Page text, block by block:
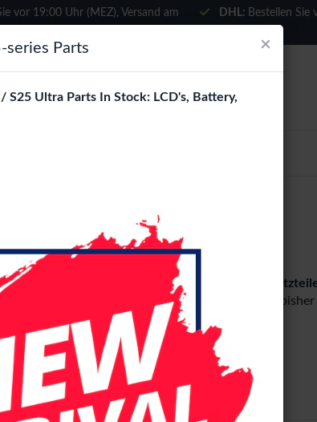
Ihre Sprache
aus, als wären Sie in
vor 19:00 Uhr (MEZ), Versand am
DHL: Bestellen Sie
Ersatzteile Großhandel
Großhandel für iPad Pro 12.9 (1th 2015)
Reparaturshops, Händler, Onlineshops,
Großhandelspreisen.
×
series Parts
S25 Ultra Parts In Stock: LCD's, Battery,